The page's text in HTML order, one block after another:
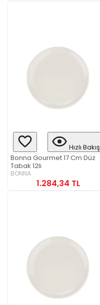
Hızlı Bakış
Bonna Gourmet 17 Cm Düz
Tabak 12li
BONNA
1.284,34 TL